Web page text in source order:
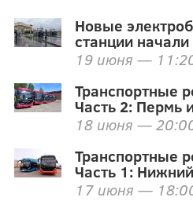
Новые
станции
19 июня —
Транспортные
Часть 2: Пермь
18 июня —
Транспортные
Часть 1:
17 июня —